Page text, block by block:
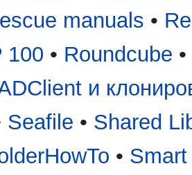
manuals •
100 • Roundcube •
и
Seafile • Shared
•